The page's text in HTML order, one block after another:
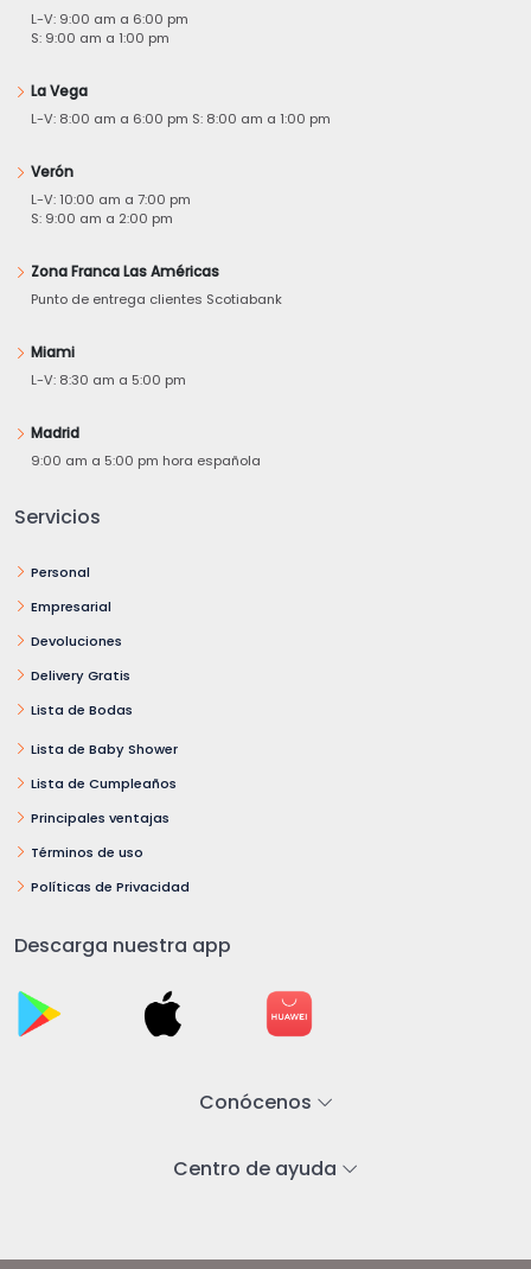
L-V: 9:00 am a 6:00 pm
S: 9:00 am a 1:00 pm
La Vega
L-V: 8:00 am a 6:00 pm S: 8:00 am a 1:00 pm
Verón
L-V: 10:00 am a 7:00 pm
S: 9:00 am a 2:00 pm
Zona Franca Las Américas
Punto de entrega clientes Scotiabank
Miami
L-V: 8:30 am a 5:00 pm
Madrid
9:00 am a 5:00 pm hora española
Servicios
Personal
Empresarial
Devoluciones
Delivery Gratis
Lista de Bodas
Lista de Baby Shower
Lista de Cumpleaños
Principales ventajas
Términos de uso
Políticas de Privacidad
Descarga nuestra app
Conócenos
Centro de ayuda